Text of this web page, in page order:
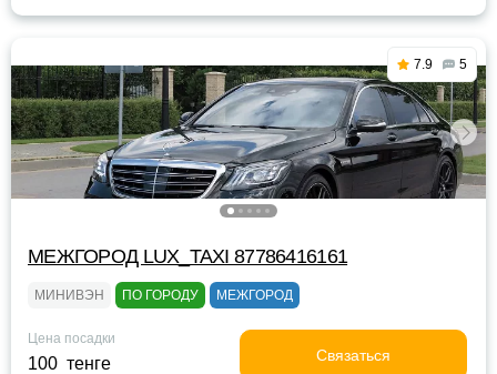
7.9 5
МЕЖГОРОД LUX_TAXI 87786416161
МИНИВЭН ПО ГОРОДУ МЕЖГОРОД
Цена посадки
100 тенге Связаться